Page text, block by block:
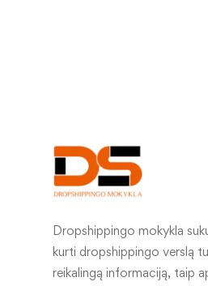
Dropshippingo mokykla
kurti dropshippingo verslą
reikalingą informaciją, taip